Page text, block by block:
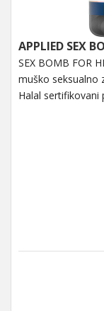
APPLIED SEX
SEX BOMB FOR
muško seksualno
Halal sertifikovani